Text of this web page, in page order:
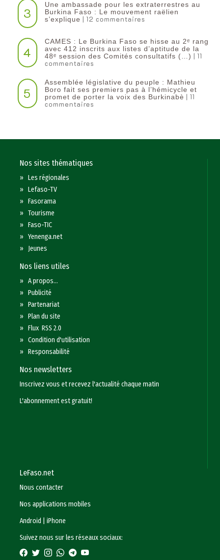
3
Une ambassade pour les extraterrestres au
Burkina Faso : Le mouvement raëlien
s’explique | 12 commentaires
4
CAMES : Le Burkina Faso se hisse au 2ᵉ rang
avec 412 inscrits aux listes d’aptitude de la
48ᵉ session des Comités consultatifs (…) | 11
commentaires
5
Assemblée législative du peuple : Mathieu
Boro fait ses premiers pas à l’hémicycle et
promet de porter la voix des Burkinabè | 11
commentaires
Nos sites thématiques
»Les régionales
»Lefaso-TV
»Fasorama
»Tourisme
»Faso-TIC
»Yenenga.net
» Jeunes
Nos liens utiles
»A propos...
»Publicité
»Partenariat
»Plan du site
»Flux RSS 2.0
»Condition d'utilisation
»Responsabilité
Nos newsletters
Inscrivez vous et recevez l'actualité chaque matin
L'abonnement est gratuit!
LeFaso.net
Nous contacter
Nos applications mobiles
Android
|iPhone
Suivez nous sur les réseaux sociaux: